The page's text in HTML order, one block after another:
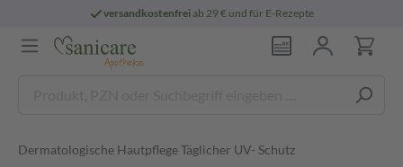
versandkostenfreiab 29 € und für E-Rezepte
Dermatologische Hautpflege Täglicher UV- Schutz